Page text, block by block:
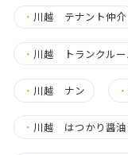
・ 川越 テナント仲介
・ 川越 トランクルー
・ 川越 ナン ・
・ 川越 はつかり醤油